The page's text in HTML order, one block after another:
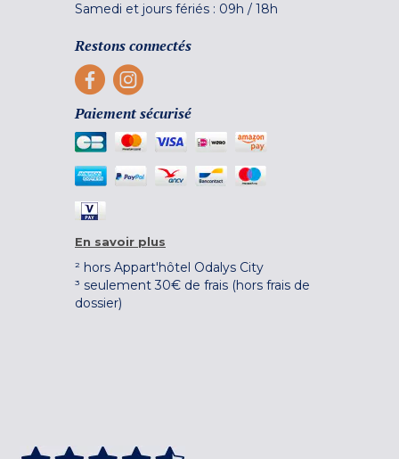
Samedi et jours fériés : 09h / 18h
Restons connectés
Paiement sécurisé
En savoir plus
² hors Appart'hôtel Odalys City
³ seulement 30€ de frais (hors frais de
dossier)